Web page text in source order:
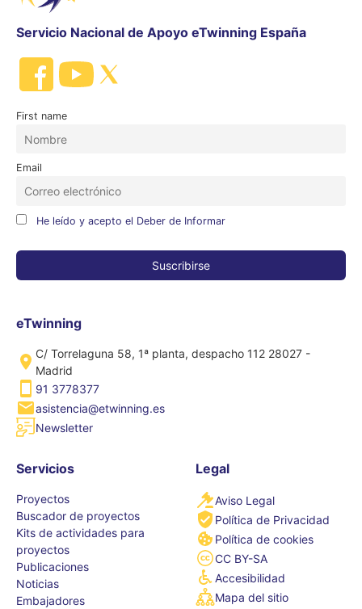
Servicio Nacional de Apoyo eTwinning España
First name
Email
He leído y acepto el Deber de Informar
eTwinning
C/ Torrelaguna 58, 1ª planta, despacho 112 28027 -
Madrid
91 3778377
asistencia@etwinning.es
Newsletter
Servicios
Proyectos
Buscador de proyectos
Kits de actividades para
proyectos
Publicaciones
Noticias
Embajadores
Legal
Aviso Legal
Política de Privacidad
Política de cookies
CC BY-SA
Accesibilidad
Mapa del sitio